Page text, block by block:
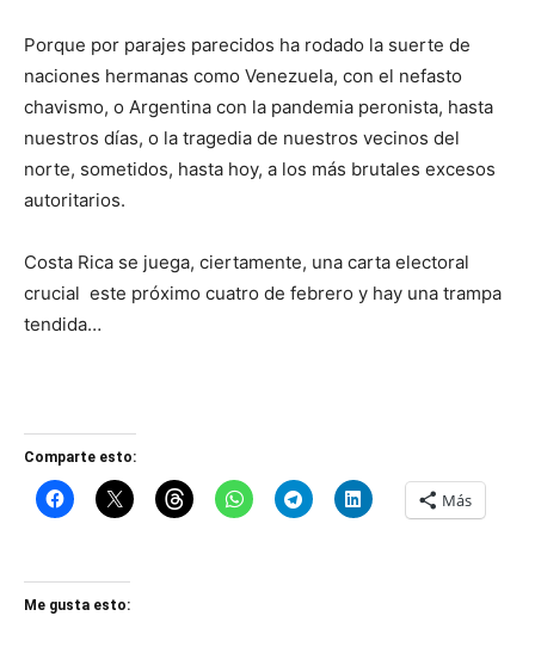
Porque por parajes parecidos ha rodado la suerte de
naciones hermanas como Venezuela, con el nefasto
chavismo, o Argentina con la pandemia peronista, hasta
nuestros días, o la tragedia de nuestros vecinos del
norte, sometidos, hasta hoy, a los más brutales excesos
autoritarios.
Costa Rica se juega, ciertamente, una carta electoral
crucial este próximo cuatro de febrero y hay una trampa
tendida…
Comparte esto:
Más
Me gusta esto: